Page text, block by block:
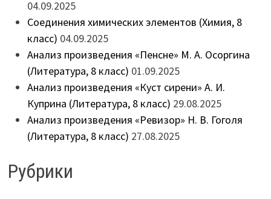
04.09.2025
Соединения химических элементов (Химия, 8
класс) 04.09.2025
Анализ произведения «Пенсне» М. А. Осоргина
(Литература, 8 класс) 01.09.2025
Анализ произведения «Куст сирени» А. И.
Куприна (Литература, 8 класс) 29.08.2025
Анализ произведения «Ревизор» Н. В. Гоголя
(Литература, 8 класс) 27.08.2025
Рубрики